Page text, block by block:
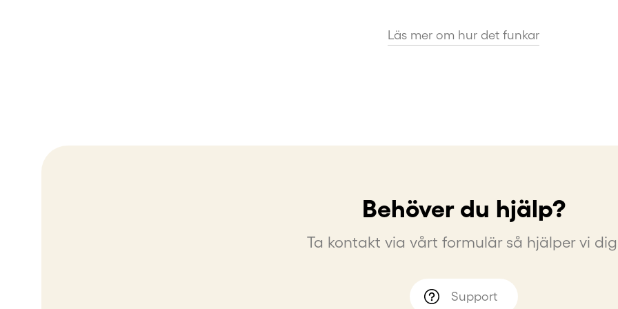
Läs mer om hur det funkar
Behöver du hjälp?
Ta kontakt via vårt formulär så hjälper vi
Support